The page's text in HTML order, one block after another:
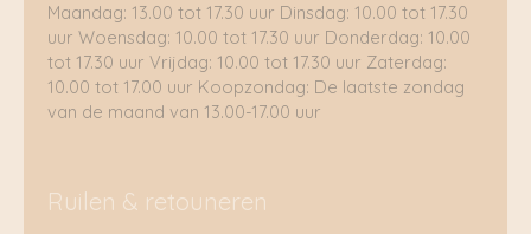
Maandag: 13.00 tot 17.30 uur Dinsdag: 10.00 tot 17.30
uur Woensdag: 10.00 tot 17.30 uur Donderdag: 10.00
tot 17.30 uur Vrijdag: 10.00 tot 17.30 uur Zaterdag:
10.00 tot 17.00 uur Koopzondag: De laatste zondag
van de maand van 13.00-17.00 uur
Ruilen & retouneren